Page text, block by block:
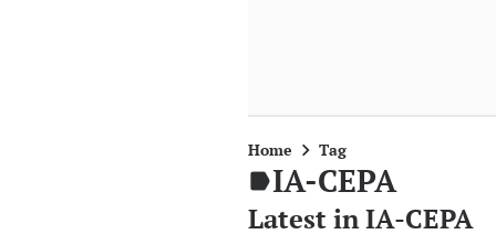
Home Tag
IA-CEPA
Latest in IA-CEPA